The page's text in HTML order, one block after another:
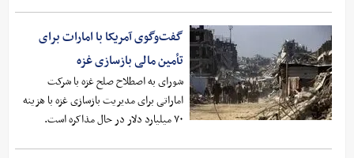
گفت‌وگوی آمریکا با امارات برای
تأمین مالی بازسازی غزه
شورای به اصطلاح صلح غزه با شرکت
اماراتی برای مدیریت بازسازی غزه با هزینه
۷۰ میلیارد دلار در حال مذاکره است.